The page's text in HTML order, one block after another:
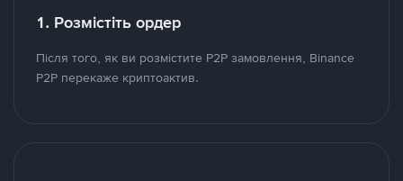
1. Розмістіть ордер
Після того, як ви розмістите P2P замовлення, Binance
P2P перекаже криптоактив.